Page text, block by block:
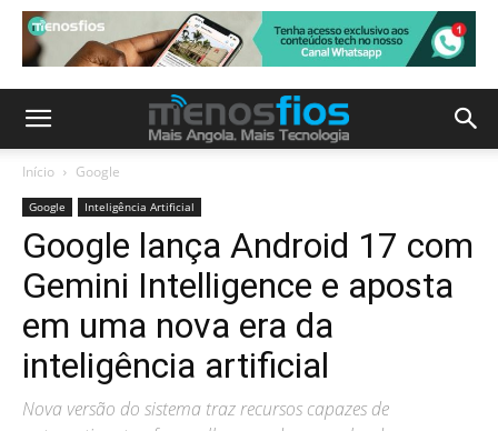
Início Google
Google Inteligência Artificial
Google lança Android 17 com
Gemini Intelligence e aposta
em uma nova era da
inteligência artificial
Nova versão do sistema traz recursos capazes de